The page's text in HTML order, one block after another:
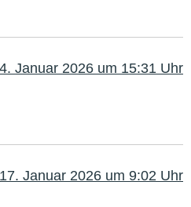
Januar 2026 um 15:31 Uhr
17. Januar 2026 um 9:02 Uhr